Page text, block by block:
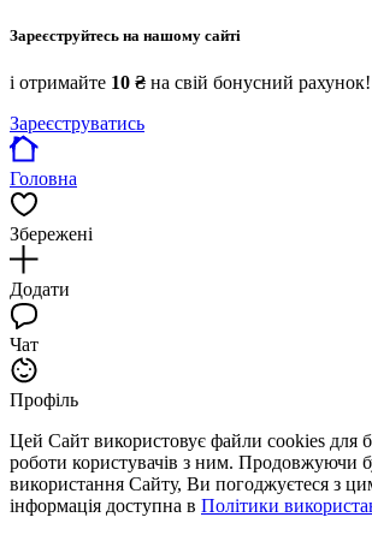
Зареєструйтесь на нашому сайті
і отримайте 10 ₴ на свій бонусний рахунок!
Зареєструватись
Головна
Збережені
Додати
Чат
Профіль
Цей Сайт використовує файли cookies для
роботи користувачів з ним. Продовжуючи
використання Сайту, Ви погоджуєтеся з
інформація доступна в Політики